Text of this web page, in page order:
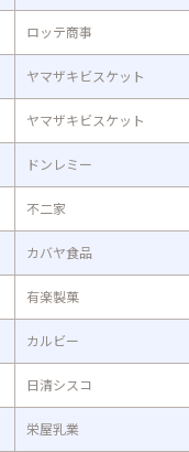
ロッテ商事
ヤマザキビスケット
ヤマザキビスケット
ドンレミー
不二家
カバヤ食品
有楽製菓
カルビー
日清シスコ
栄屋乳業